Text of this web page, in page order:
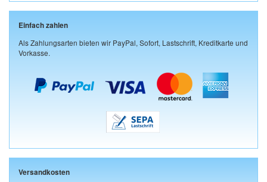
Einfach zahlen
Als Zahlungsarten bieten wir PayPal, Sofort, Lastschrift, Kreditkarte und
Vorkasse.
Versandkosten